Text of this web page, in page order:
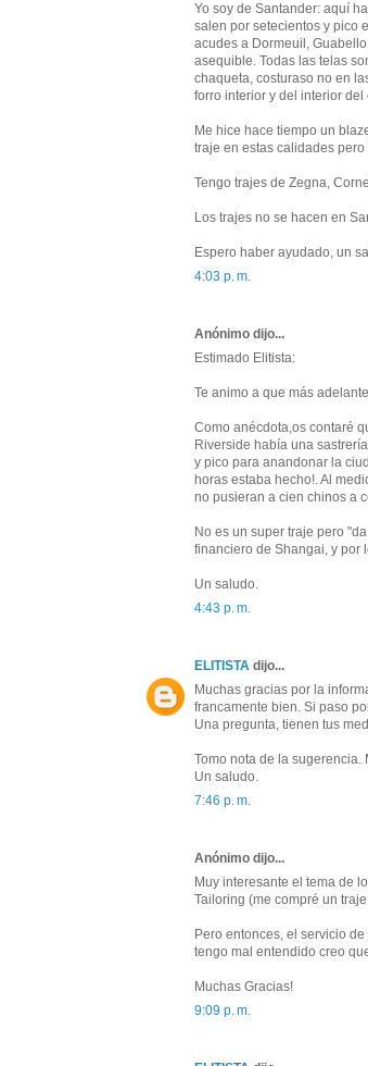
Yo soy de Santander: aquí
salen por setecientos y pico
acudes a Dormeuil,
asequible. Todas las telas
chaqueta, costuraso no en
forro interior y del interior del
Me hice hace tiempo un
traje en estas calidades
Tengo trajes de Zegna,
Los trajes no se hacen en
Espero haber ayudado, un
4:03 p. m.
Anónimo dijo...
Estimado Elitista:
Te animo a que más
Como anécdota,os contaré
Riverside había una
y pico para anandonar la
horas estaba hecho!. Al
no pusieran a cien chinos a
No es un super traje pero
financiero de Shangai, y por
Un saludo.
4:43 p. m.
ELITISTA dijo...
Muchas gracias por la
francamente bien. Si paso
Una pregunta, tienen tus
Tomo nota de la
Un saludo.
7:46 p. m.
Anónimo dijo...
Muy interesante el tema de
Tailoring (me compré un
Pero entonces, el servicio
tengo mal entendido creo
Muchas Gracias!
9:09 p. m.